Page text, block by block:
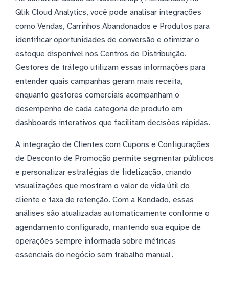
Qlik Cloud Analytics, você pode analisar integrações
como Vendas, Carrinhos Abandonados e Produtos para
identificar oportunidades de conversão e otimizar o
estoque disponível nos Centros de Distribuição.
Gestores de tráfego utilizam essas informações para
entender quais campanhas geram mais receita,
enquanto gestores comerciais acompanham o
desempenho de cada categoria de produto em
dashboards interativos que facilitam decisões rápidas.
A integração de Clientes com Cupons e Configurações
de Desconto de Promoção permite segmentar públicos
e personalizar estratégias de fidelização, criando
visualizações que mostram o valor de vida útil do
cliente e taxa de retenção. Com a Kondado, essas
análises são atualizadas automaticamente conforme o
agendamento configurado, mantendo sua equipe de
operações sempre informada sobre métricas
essenciais do negócio sem trabalho manual.